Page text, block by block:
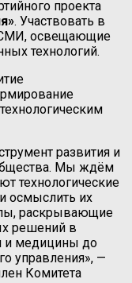
проекта
. Участвовать в
СМИ, освещающие
технологий.
развития и
Мы ждём
технологические
осмыслить их
раскрывающие
решений в
и медицины до
управления», —
Комитета